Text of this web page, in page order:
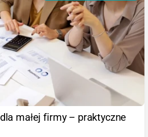
małej firmy – praktyczne